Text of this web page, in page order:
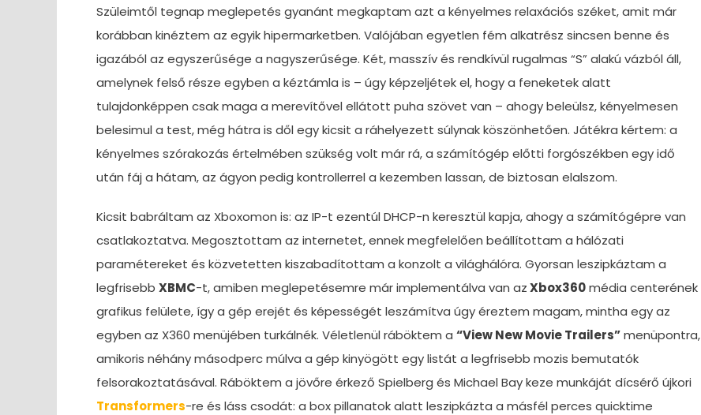
Szüleimtől tegnap meglepetés gyanánt megkaptam azt a kényelmes relaxációs széket, amit már
korábban kinéztem az egyik hipermarketben. Valójában egyetlen fém alkatrész sincsen benne és
igazából az egyszerűsége a nagyszerűsége. Két, masszív és rendkívül rugalmas “S” alakú vázból áll,
amelynek felső része egyben a kéztámla is – úgy képzeljétek el, hogy a feneketek alatt
tulajdonképpen csak maga a merevítővel ellátott puha szövet van – ahogy beleülsz, kényelmesen
belesimul a test, még hátra is dől egy kicsit a ráhelyezett súlynak köszönhetően. Játékra kértem: a
kényelmes szórakozás értelmében szükség volt már rá, a számítógép előtti forgószékben egy idő
után fáj a hátam, az ágyon pedig kontrollerrel a kezemben lassan, de biztosan elalszom.
Kicsit babráltam az Xboxomon is: az IP-t ezentúl DHCP-n keresztül kapja, ahogy a számítógépre van
csatlakoztatva. Megosztottam az internetet, ennek megfelelően beállítottam a hálózati
paramétereket és közvetetten kiszabadítottam a konzolt a világhálóra. Gyorsan leszipkáztam a
legfrisebb XBMC-t, amiben meglepetésemre már implementálva van azXbox360média centerének
grafikus felülete, így a gép erejét és képességét leszámítva úgy éreztem magam, mintha egy az
egyben az X360 menüjében turkálnék. Véletlenül ráböktem a “View New Movie Trailers”menüpontra,
amikoris néhány másodperc múlva a gép kinyögött egy listát a legfrisebb mozis bemutatók
felsorakoztatásával. Ráböktem a jövőre érkező Spielberg és Michael Bay keze munkáját dícsérő újkori
Transformers-re és láss csodát: a box pillanatok alatt leszipkázta a másfél perces quicktime